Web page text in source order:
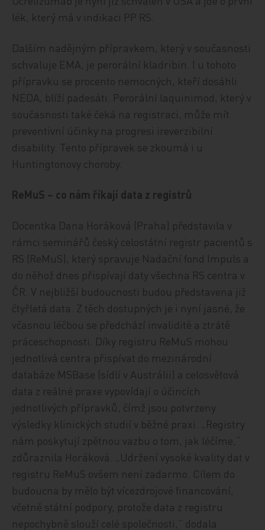
lék, který má v indikaci PP RS.
Dalším nadějným přípravkem, který v současnosti
schvaluje EMA, je perorální kladribin. I u tohoto
přípravku se procento nemocných, kteří dosáhli
NEDA, blíží padesáti. Perorální laquinimod, který v
současnosti také čeká na registraci, může mít
preventivní účinky na progresi ireverzibilní
disability. Tento přípravek se zkoumá i u
Huntingtonovy choroby.
ReMuS – co nám říkají data z registrů
Docentka Dana Horáková (Praha) představila v
rámci seminářů český celostátní registr pacientů s
RS (ReMuS), který spravuje Nadační fond Impuls a
do něhož dnes přispívají daty všechna RS centra v
ČR. V nejbližší budoucnosti budou představena již
čtyřletá data. Z těch dostupných je i nyní jasné, že
včasnou léčbou se předchází invaliditě a ztrátě
práceschopnosti. Díky registru ReMuS mohou
jednotlivá centra přispívat do mezinárodní
databáze MSBase (sídlí v Austrálii) a celosvětová
data z reálné praxe vypovídají o účincích
jednotlivých přípravků, čímž jsou potvrzeny
výsledky klinických studií v běžné praxi. „Registry
nám poskytují zpětnou vazbu o tom, jak léčíme,“
zdůraznila Horáková. „Udržení vysoké kvality dat v
registru ReMuS ovšem není zadarmo. Cílem do
budoucna by mělo být vícezdrojové financování,
včetně státní podpory, protože data z registru
nepochybně slouží celé společnosti,“ dodala